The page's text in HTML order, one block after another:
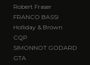
Robert Fraser
FRANCO BASSI
Holliday & Brown
CQP
SIMONNOT GODARD
GTA